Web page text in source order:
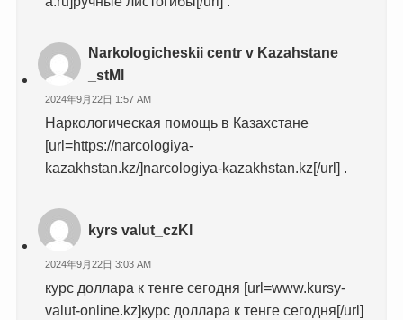
Narkologicheskii centr v Kazahstane
_stMl
2024年9月22日 1:57 AM
Наркологическая помощь в Казахстане
[url=https://narcologiya-
kazakhstan.kz/]narcologiya-kazakhstan.kz[/url] .
kyrs valut_czKl
2024年9月22日 3:03 AM
курс доллара к тенге сегодня [url=www.kursy-
valut-online.kz]курс доллара к тенге сегодня[/url]